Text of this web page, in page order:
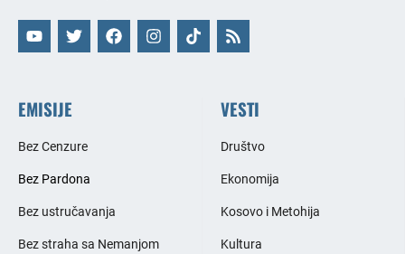
EMISIJE
Bez Cenzure
Bez Pardona
Bez ustručavanja
Bez straha sa Nemanjom
VESTI
Društvo
Ekonomija
Kosovo i Metohija
Kultura